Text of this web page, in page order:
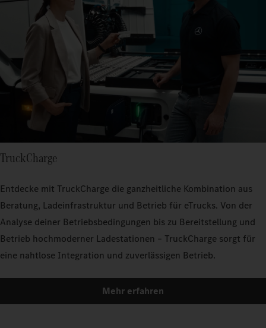
TruckCharge
Entdecke mit TruckCharge die ganzheitliche Kombination aus
Beratung, Ladeinfrastruktur und Betrieb für eTrucks. Von der
Analyse deiner Betriebsbedingungen bis zu Bereitstellung und
Betrieb hochmoderner Ladestationen – TruckCharge sorgt für
eine nahtlose Integration und zuverlässigen Betrieb.
Mehr erfahren